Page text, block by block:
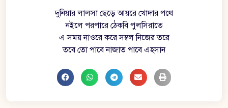
দুনিয়ার লালসা ছেড়ে আয়রে খোদার পথে
নইলে পরপারে ঠেকবি পুলসিরাতে
এ সময় নাওরে করে সম্বল নিজের তরে
তবে তো পাবে নাজাত পাবে এহসান